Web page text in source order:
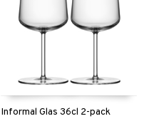
Informal Glas 36cl 2-pack